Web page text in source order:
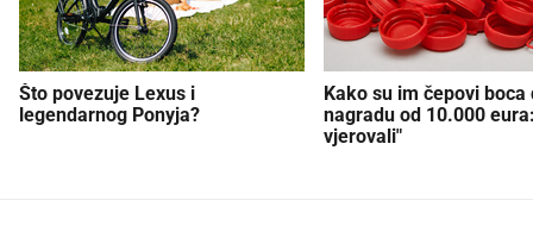
Što povezuje Lexus i
legendarnog Ponyja?
Kako su im čepovi boca
nagradu od 10.000
vjerovali"